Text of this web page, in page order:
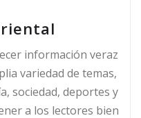
información veraz
variedad de temas,
sociedad, deportes y
a los lectores bien